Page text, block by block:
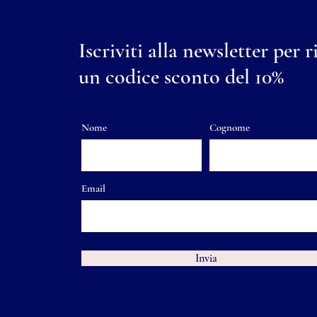
Iscriviti alla newsletter per
un codice sconto del 10%
Nome Cognome
Email
Invia